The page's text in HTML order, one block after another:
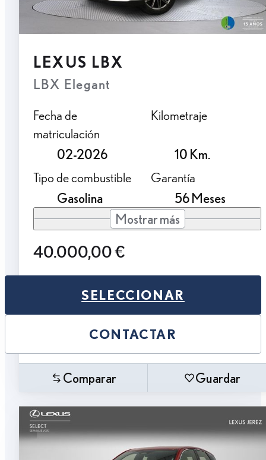
LEXUS LBX
LBX Elegant
Fecha de
matriculación
02-2026
Kilometraje
10 Km.
Tipo de combustible
Gasolina
Garantía
56 Meses
Mostrar más
40.000,00 €
SELECCIONAR
CONTACTAR
Comparar Guardar